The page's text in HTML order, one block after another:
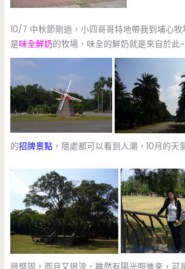
10/7 中秋節剛過，小四哥哥特地帶我到埔心
是味全鮮奶的牧場，味全的鮮奶就是來自於此~
的招牌景點 ，隨處都可以看到人潮，10月的
很堅固，而且又很涼，雖然有陽光照進來，可